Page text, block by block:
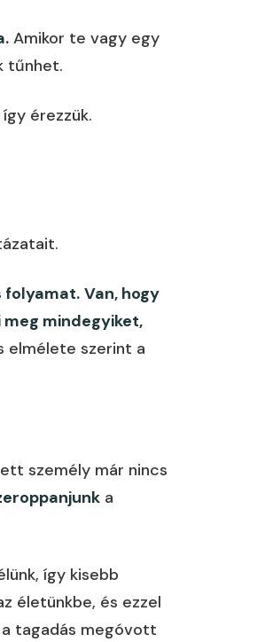
Amikor te vagy egy
tűnhet.
érezzük.
folyamat. Van, hogy
mindegyiket,
elmélete szerint a
személy már nincs
a
így kisebb
életünkbe, és ezzel
tagadás megóvott